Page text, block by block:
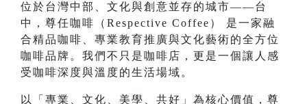
位於台灣中部、⽂化與創意並存的城市——台
中，尊任咖啡（Respective Coffee） 是⼀家融
合精品咖啡、專業教育推廣與⽂化藝術的全⽅位
咖啡品牌。我們不只是咖啡店，更是⼀個讓⼈感
受咖啡深度與溫度的⽣活場域。
以「專業、⽂化、美學、共好」為核⼼價值，尊